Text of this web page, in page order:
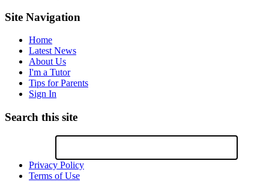
Site Navigation
Home
Latest News
About Us
I'm a Tutor
Tips for Parents
Sign In
Search this site
Privacy Policy
Terms of Use